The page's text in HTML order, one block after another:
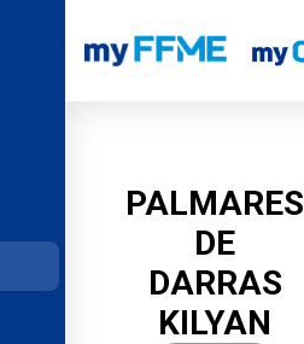
compétitions Classements
PALMARES
DE
DARRAS
KILYAN